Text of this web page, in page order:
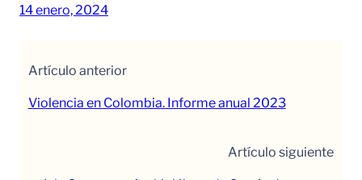
14 enero, 2024
Artículo anterior
Violencia en Colombia. Informe anual 2023
Artículo siguiente